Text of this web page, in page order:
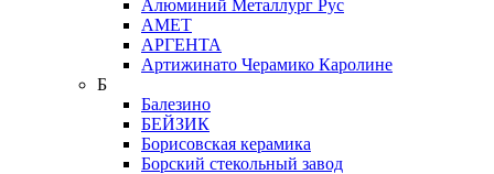
Алюминий Металлург Рус
АМЕТ
АРГЕНТА
Артижинато Черамико Каролине
Б
Балезино
БЕЙЗИК
Борисовская керамика
Борский стекольный завод